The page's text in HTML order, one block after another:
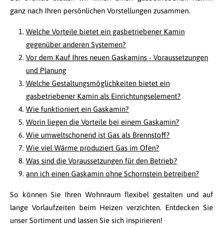
ganz nach Ihren persönlichen Vorstellungen zusammen.
Welche Vorteile bietet ein gasbetriebener Kamin
gegenüber anderen Systemen?
Vor dem Kauf Ihres neuen Gaskamins - Voraussetzungen
und Planung
Welche Gestaltungsmöglichkeiten bietet ein
gasbetriebener Kamin als Einrichtungselement?
Wie funktioniert ein Gaskamin?
Worin liegen die Vorteile bei einem Gaskamin?
Wie umweltschonend ist Gas als Brennstoff?
Wie viel Wärme produziert Gas im Ofen?
Was sind die Voraussetzungen für den Betrieb?
ann ich einen Gaskamin ohne Schornstein betreiben?
So können Sie Ihren Wohnraum flexibel gestalten und auf
lange Vorlaufzeiten beim Heizen verzichten. Entdecken Sie
unser Sortiment und lassen Sie sich inspirieren!